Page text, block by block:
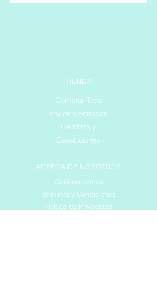
TIENDA
Comprar Todo
Envíos y Entregas
Cambios y
Devoluciones
ACERCA DE NOSOTROS
Quiénes somos
Términos y Condiciones
Política de Privacidad